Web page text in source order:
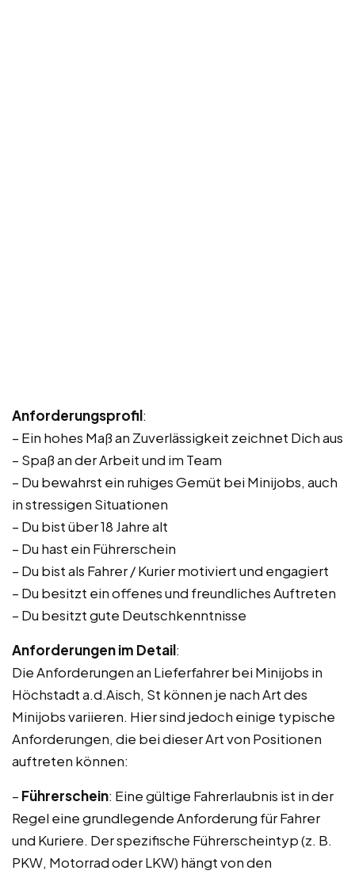
Anforderungsprofil:
– Ein hohes Maß an Zuverlässigkeit zeichnet Dich aus
– Spaß an der Arbeit und im Team
– Du bewahrst ein ruhiges Gemüt bei Minijobs, auch
in stressigen Situationen
– Du bist über 18 Jahre alt
– Du hast ein Führerschein
– Du bist als Fahrer / Kurier motiviert und engagiert
– Du besitzt ein offenes und freundliches Auftreten
– Du besitzt gute Deutschkenntnisse
Anforderungen im Detail:
Die Anforderungen an Lieferfahrer bei Minijobs in
Höchstadt a.d.Aisch, St können je nach Art des
Minijobs variieren. Hier sind jedoch einige typische
Anforderungen, die bei dieser Art von Positionen
auftreten können:
– Führerschein: Eine gültige Fahrerlaubnis ist in der
Regel eine grundlegende Anforderung für Fahrer
und Kuriere. Der spezifische Führerscheintyp (z. B.
PKW, Motorrad oder LKW) hängt von den